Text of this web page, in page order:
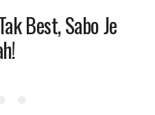
Best, Sabo Je